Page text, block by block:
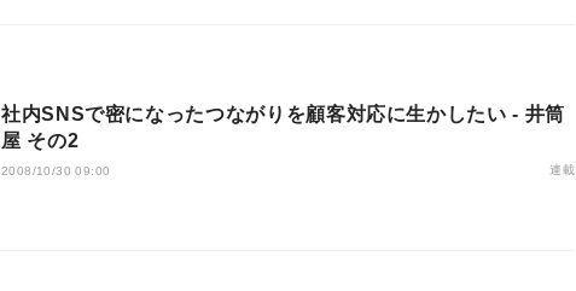
社内SNSで密になったつながりを顧客対応に生かしたい - 井筒
屋 その2
2008/10/30 09:00 連載